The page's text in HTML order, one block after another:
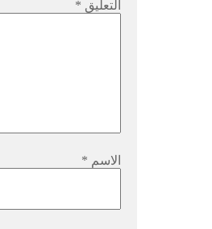
التعليق *
الاسم *